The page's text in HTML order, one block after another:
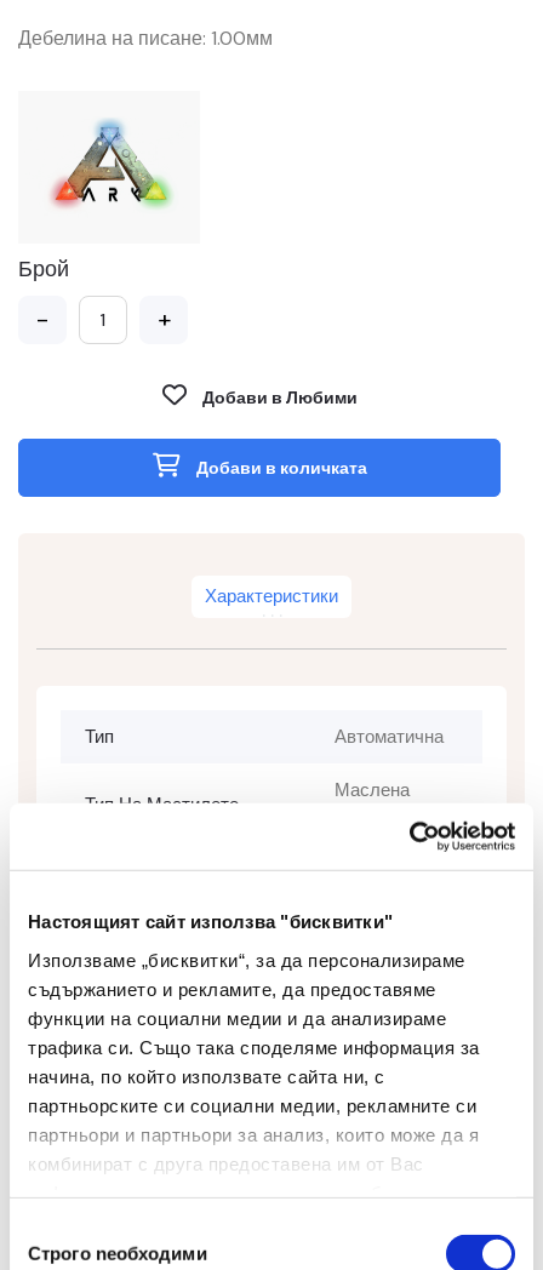
Настоящият сайт използва "бисквитки"
Използваме „бисквитки“, за да персонализираме
съдържанието и рекламите, да предоставяме
функции на социални медии и да анализираме
трафика си. Също така споделяме информация за
начина, по който използвате сайта ни, с
партньорските си социални медии, рекламните си
партньори и партньори за анализ, които може да я
комбинират с друга предоставена им от Вас
наСтрого nеобходими
Дебелина на писане: 1.00мм
Брой
- +
Добави в Любими
Добави в количката
Характеристики
Тип Автоматична
Тип На Мастилото
Маслена
Цвят На Мастилото Син
Цвят На Корпуса Прозрачен
1
Грип Зона Не
Сменяем Пълнител Да
Изтриваемо Мастило Не